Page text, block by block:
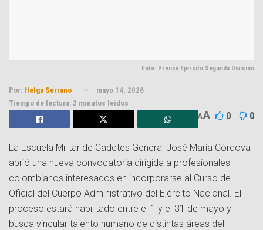
Foto: Prensa Ejército Segunda División
Por: Helga Serrano
mayo 14, 2026
Tiempo de lectura: 2 minutos leídos
AA 0 0
La Escuela Militar de Cadetes General José María Córdova
abrió una nueva convocatoria dirigida a profesionales
colombianos interesados en incorporarse al Curso de
Oficial del Cuerpo Administrativo del Ejército Nacional. El
proceso estará habilitado entre el 1 y el 31 de mayo y
busca vincular talento humano de distintas áreas del